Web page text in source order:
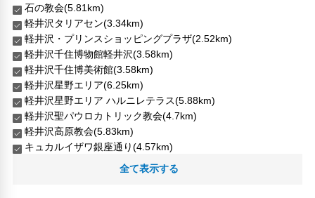
石の教会(5.81km)
軽井沢タリアセン(3.34km)
軽井沢・プリンスショッピングプラザ(2.52km)
軽井沢千住博物館軽井沢(3.58km)
軽井沢千住博美術館(3.58km)
軽井沢星野エリア(6.25km)
軽井沢星野エリア ハルニレテラス(5.88km)
軽井沢聖パウロカトリック教会(4.7km)
軽井沢高原教会(5.83km)
キュカルイザワ銀座通り(4.57km)
全て表示する